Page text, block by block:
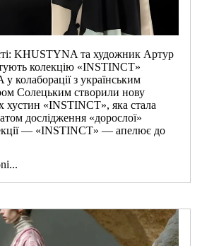
KHUSTYNA та художник Артур
колекцію «INSTINCT»
колаборації з українським
Солецьким створили нову
хустин «INSTINCT», яка стала
дослідження «дорослої»
— «INSTINCT» — апелює до